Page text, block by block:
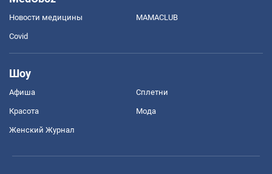
Новости медицины MAMACLUB
Covid
Шоу
Афиша Сплетни
Красота Мода
Женский Журнал